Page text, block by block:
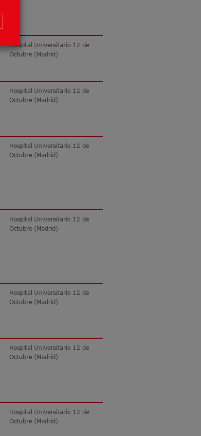
Hospital Universitario 12 de
Octubre (Madrid)
Hospital Universitario 12 de
Octubre (Madrid)
Hospital Universitario 12 de
Octubre (Madrid)
Hospital Universitario 12 de
Octubre (Madrid)
Hospital Universitario 12 de
Octubre (Madrid)
Hospital Universitario 12 de
Octubre (Madrid)
Hospital Universitario 12 de
Octubre (Madrid)